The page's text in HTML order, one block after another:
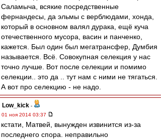
Саламыча, всякие посредственные
фернандесы, да эльмы с верблюдами, хонда,
который в основном валял дурака, ещё куча
отечественного мусора, васин и панченко,
кажется. Был один был мегатрансфер, Думбия
называется. Всё. Совокупная селекция у нас
точно лучше. Вот после селекции и помимо
селекции.. это да .. тут нам с ними не тягаться.
А вот про селекцию - не надо.
Low_kick -
01 ноя 2014 03:37
кстати, Матвей, вынужден извинится из-за
последнего спора. неправильно